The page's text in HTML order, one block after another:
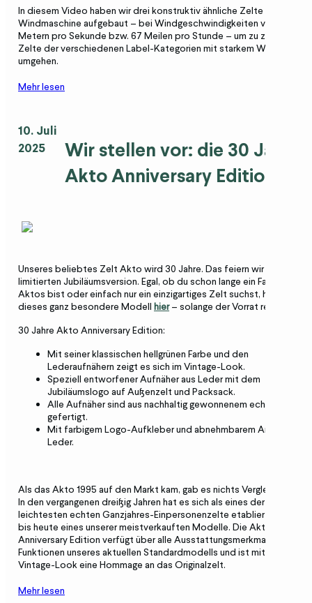
In diesem Video haben wir drei konstruktiv ähnliche Zelte in unserer
Windmaschine aufgebaut – bei Windgeschwindigkeiten von etwa
Metern pro Sekunde bzw. 67 Meilen pro Stunde – um zu zeigen, wie
Zelte der verschiedenen Label-Kategorien mit starkem Wind
umgehen.
Mehr lesen
10. Juli
2025
Wir stellen vor: die 30 Jahre
Akto Anniversary Edition!
Unseres beliebtes Zelt Akto wird 30 Jahre. Das feiern wir mit einer
limitierten Jubiläumsversion. Egal, ob du schon lange ein Fan des
Aktos bist oder einfach nur ein einzigartiges Zelt suchst, hol‘ dir
dieses ganz besondere Modell hier– solange der Vorrat reicht!
30 Jahre Akto Anniversary Edition:
Mit seiner klassischen hellgrünen Farbe und den
Lederaufnähern zeigt es sich im Vintage-Look.
Speziell entworfener Aufnäher aus Leder mit dem
Jubiläumslogo auf Außenzelt und Packsack.
Alle Aufnäher sind aus nachhaltig gewonnenem echten Leder
gefertigt.
Mit farbigem Logo-Aufkleber und abnehmbarem Anhänger
Leder.
Als das Akto 1995 auf den Markt kam, gab es nichts Vergleichbares.
In den vergangenen dreißig Jahren hat es sich als eines der
leichtesten echten Ganzjahres-Einpersonenzelte etabliert und ist
bis heute eines unserer meistverkauften Modelle. Die Akto 30-Year
Anniversary Edition verfügt über alle Ausstattungsmerkmale und
Funktionen unseres aktuellen Standardmodells und ist mit seinem
Vintage-Look eine Hommage an das Originalzelt.
Mehr lesen